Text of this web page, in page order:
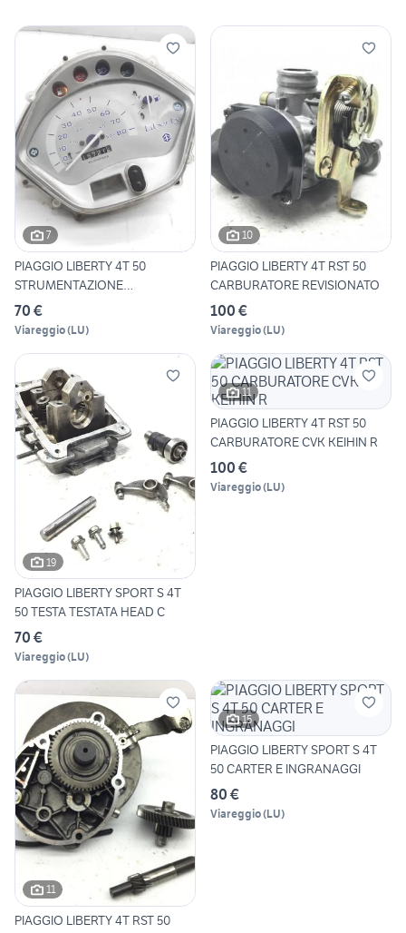
7
PIAGGIO LIBERTY 4T 50
STRUMENTAZIONE
CONTACHILOMET
70 €
Viareggio(LU)
10
PIAGGIO LIBERTY 4T RST 50
CARBURATORE REVISIONATO
100 €
Viareggio(LU)
19
PIAGGIO LIBERTY SPORT S 4T
50 TESTA TESTATA HEAD C
70 €
Viareggio(LU)
11
PIAGGIO LIBERTY 4T RST 50
CARBURATORE CVK KEIHIN R
100 €
Viareggio(LU)
11
PIAGGIO LIBERTY 4T RST 50
15
PIAGGIO LIBERTY SPORT S 4T
50 CARTER E INGRANAGGI
80 €
Viareggio(LU)